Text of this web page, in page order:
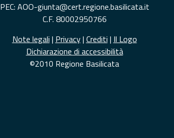
PEC: AOO-giunta@cert.regione.basilicata.it
C.F. 80002950766
Note legali | Privacy| Crediti | Il Logo
Dichiarazione di accessibilità
©2010 Regione Basilicata